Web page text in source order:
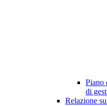
Piano
di
Relazione